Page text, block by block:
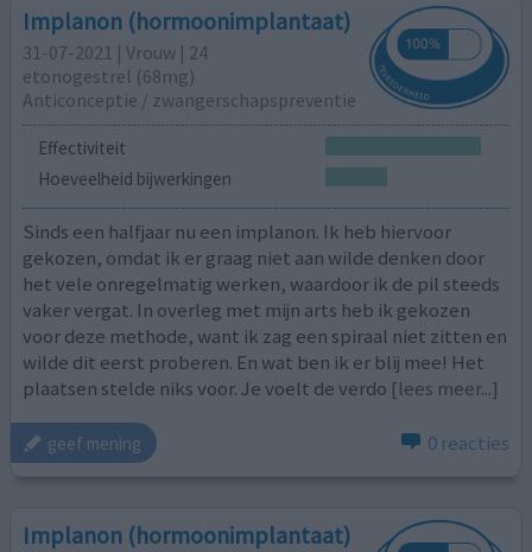
Implanon (hormoonimplantaat)
31-07-2021 | Vrouw | 24
etonogestrel (68mg)
Anticonceptie / zwangerschapspreventie
Effectiviteit
Hoeveelheid bijwerkingen
Sinds een halfjaar nu een implanon. Ik heb hiervoor
gekozen, omdat ik er graag niet aan wilde denken door
het vele onregelmatig werken, waardoor ik de pil steeds
vaker vergat. In overleg met mijn arts heb ik gekozen
voor deze methode, want ik zag een spiraal niet zitten en
wilde dit eerst proberen. En wat ben ik er blij mee! Het
plaatsen stelde niks voor. Je voelt de verdo [lees meer...]
geef mening 0 reacties
Implanon (hormoonimplantaat)